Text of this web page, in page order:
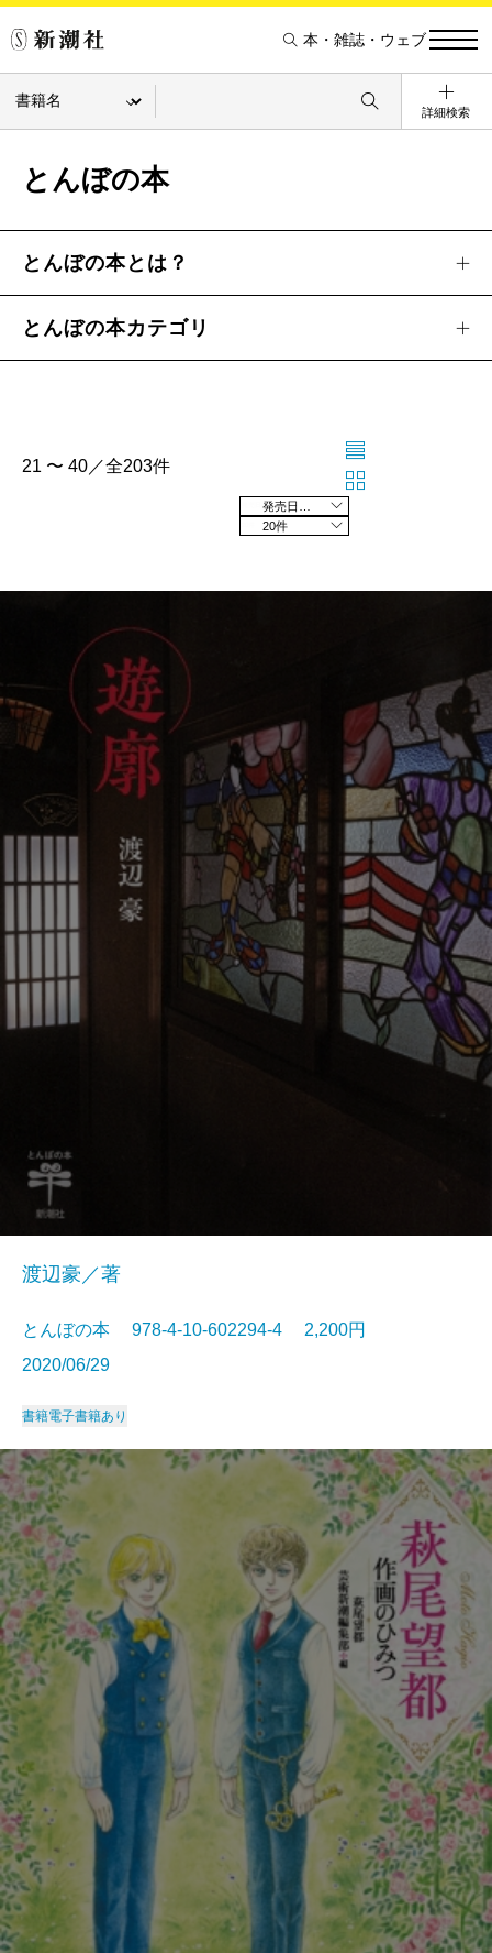
本・雑誌・ウェブ
詳細検索
とんぼの本
とんぼの本とは？
とんぼの本カテゴリ
21 〜 40／全203件
20件
渡辺豪／著
とんぼの本 978-4-10-602294-4 2,200円
2020/06/29
書籍電子書籍あり